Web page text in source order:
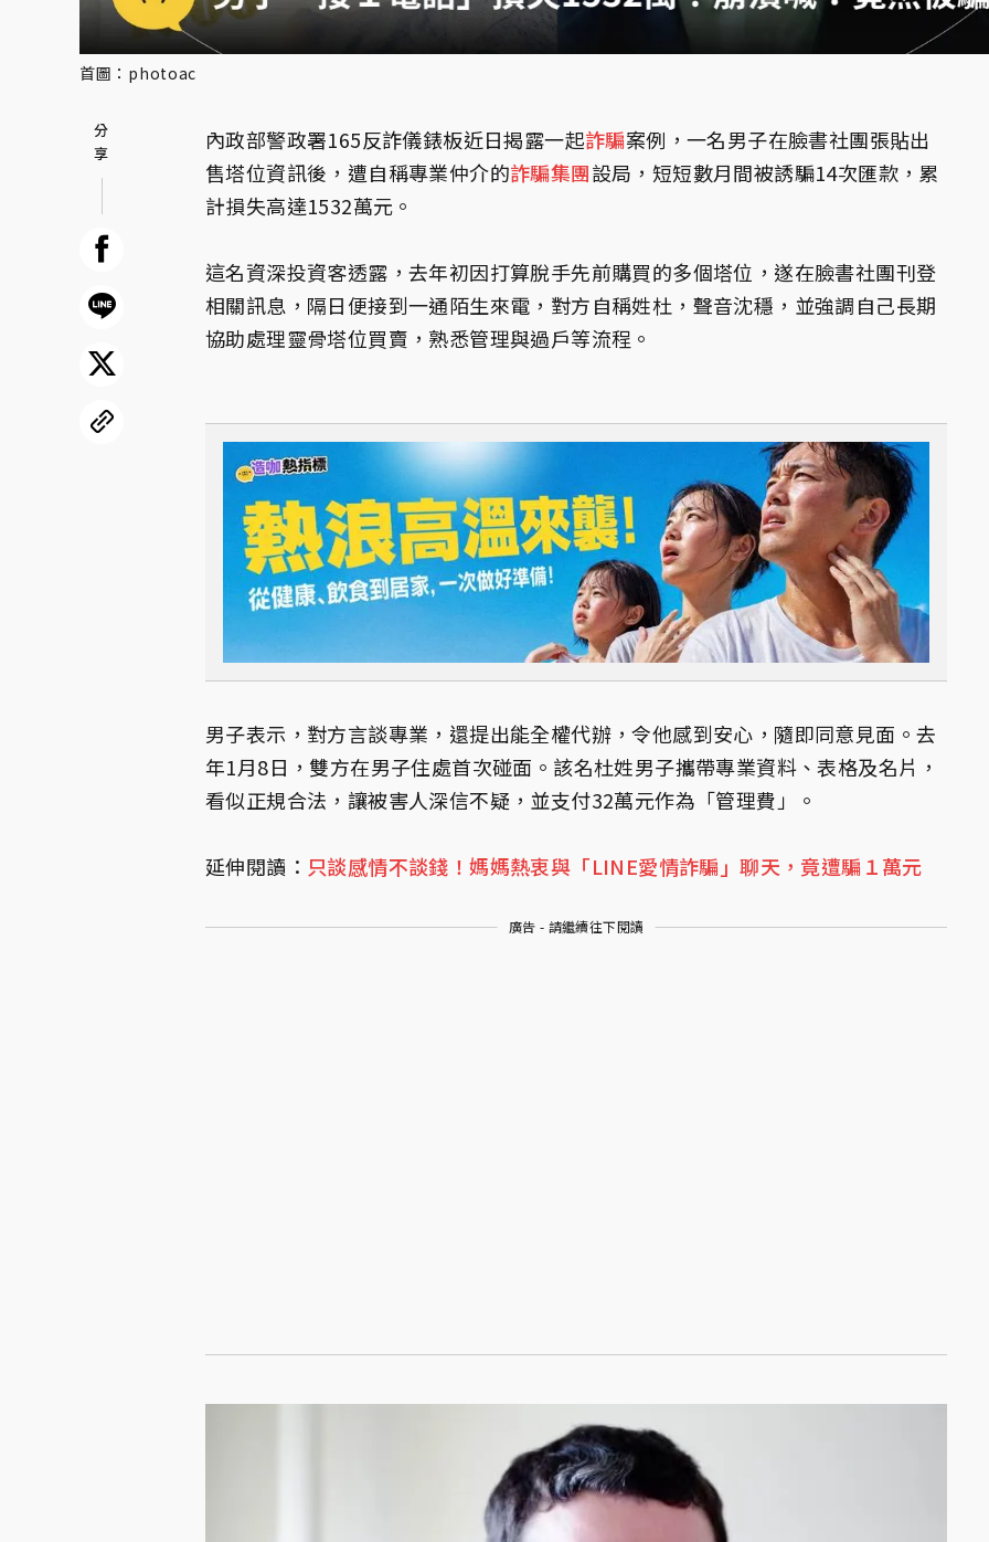
首圖：photoac
內政部警政署165反詐儀錶板近日揭露一起詐騙案例，一名男子在臉書社團張貼出
售塔位資訊後，遭自稱專業仲介的詐騙集團設局，短短數月間被誘騙14次匯款，累
計損失高達1532萬元。
這名資深投資客透露，去年初因打算脫手先前購買的多個塔位，遂在臉書社團刊登
相關訊息，隔日便接到一通陌生來電，對方自稱姓杜，聲音沈穩，並強調自己長期
協助處理靈骨塔位買賣，熟悉管理與過戶等流程。
男子表示，對方言談專業，還提出能全權代辦，令他感到安心，隨即同意見面。去
年1月8日，雙方在男子住處首次碰面。該名杜姓男子攜帶專業資料、表格及名片，
看似正規合法，讓被害人深信不疑，並支付32萬元作為「管理費」。
延伸閱讀： 只談感情不談錢！媽媽熱衷與「LINE愛情詐騙」聊天，竟遭騙１萬元
廣告 - 請繼續往下閱讀